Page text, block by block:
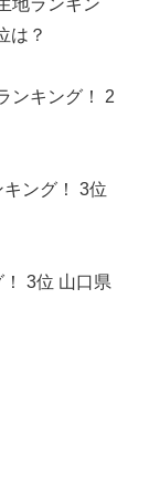
地ランキン
は？
ンキング！ 2
ング！ 3位
3位 山口県